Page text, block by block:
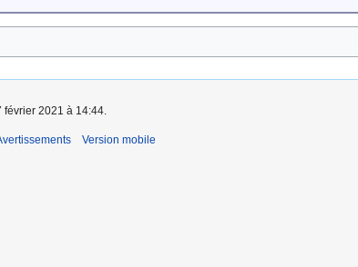
février 2021 à 14:44.
Version mobile